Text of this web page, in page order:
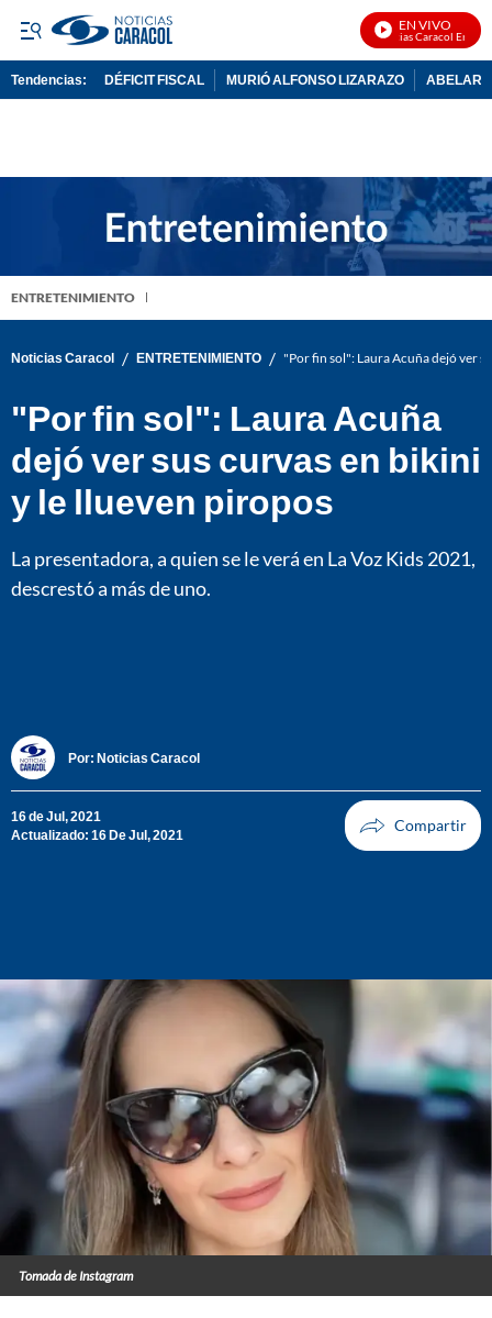
EN VIVO
Noticias Caracol En Vivo
Tendencias: DÉFICIT FISCAL MURIÓ ALFONSO LIZARAZO
ENTRETENIMIENTO
Noticias Caracol / ENTRETENIMIENTO / "Por fin sol": Laura Acuña dejó ver
"Por fin sol": Laura Acuña
dejó ver sus curvas en bikini
y le llueven piropos
La presentadora, a quien se le verá en La Voz Kids 2021,
descrestó a más de uno.
Por: Noticias Caracol
16 de Jul, 2021
Actualizado: 16 De Jul, 2021
Tomada de Instagram